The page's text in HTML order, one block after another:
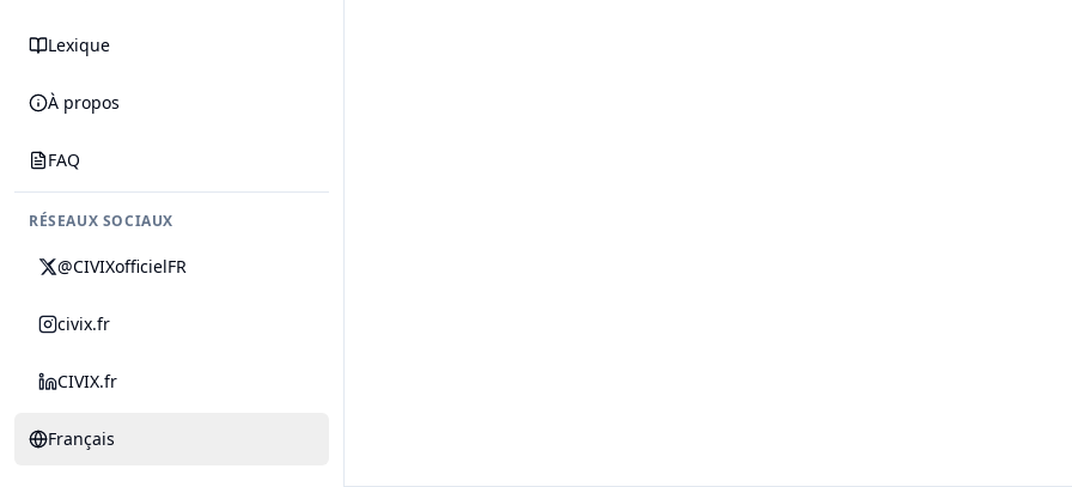
Lexique
À propos
FAQ
RÉSEAUX SOCIAUX
@CIVIXofficielFR
civix.fr
CIVIX.fr
Français